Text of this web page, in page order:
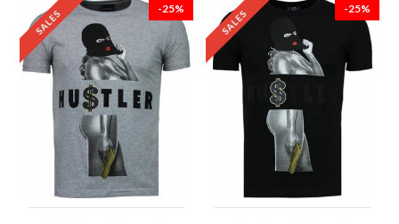
-25% -25%